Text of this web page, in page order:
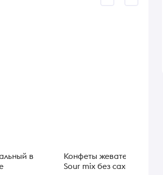
в
Конфеты жевательные
Sour mix без сахара 90 г